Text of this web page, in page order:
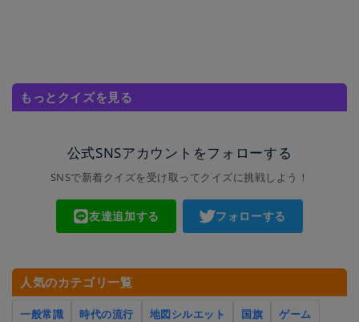
もっとクイズを見る
公式SNSアカウントをフォローする
SNSで新着クイズを受け取ってクイズに挑戦しよう！
友達追加する フォローする
人気のカテゴリ一覧
一般常識 時代の流行 地図シルエット 国旗
ゲーム